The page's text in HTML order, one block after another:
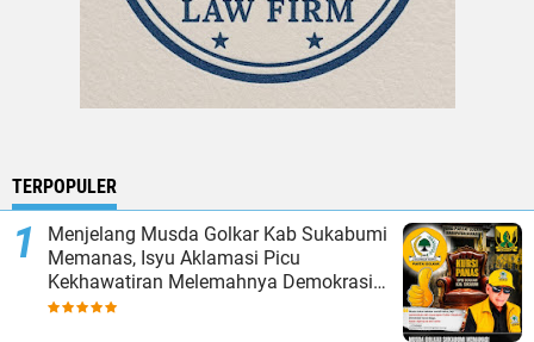
TERPOPULER
Menjelang Musda Golkar Kab Sukabumi
Memanas, Isyu Aklamasi Picu
Kekhawatiran Melemahnya Demokrasi
Internal